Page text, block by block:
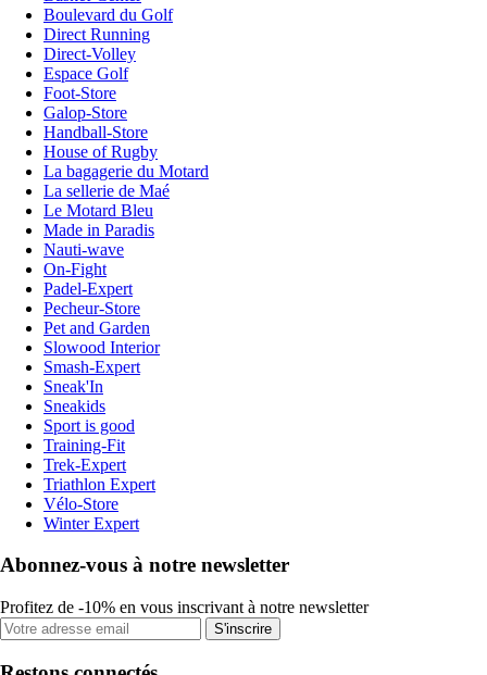
Boulevard du Golf
Direct Running
Direct-Volley
Espace Golf
Foot-Store
Galop-Store
Handball-Store
House of Rugby
La bagagerie du Motard
La sellerie de Maé
Le Motard Bleu
Made in Paradis
Nauti-wave
On-Fight
Padel-Expert
Pecheur-Store
Pet and Garden
Slowood Interior
Smash-Expert
Sneak'In
Sneakids
Sport is good
Training-Fit
Trek-Expert
Triathlon Expert
Vélo-Store
Winter Expert
Abonnez-vous à notre newsletter
Profitez de -10% en vous inscrivant à notre newsletter
S'inscrire